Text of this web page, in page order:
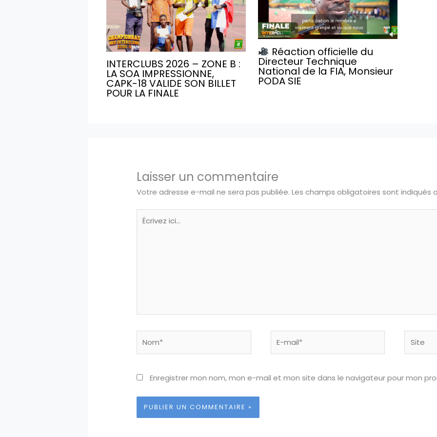
INTERCLUBS 2026 – ZONE B :
LA SOA IMPRESSIONNE,
CAPK-18 VALIDE SON BILLET
POUR LA FINALE
Réaction officielle du
Directeur Technique
National de la FIA, Monsieur
PODA SIE
Laisser un commentaire
Votre adresse e-mail ne sera pas publiée. Les champs obligatoires sont indiqués
ici…
mail*
Enregistrer mon nom, mon e-mail et mon site dans le navigateur pour mon